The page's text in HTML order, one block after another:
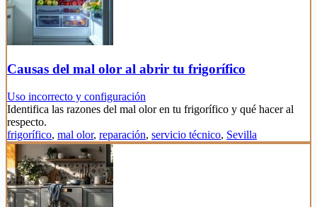
Causas del mal olor al abrir tu frigorífico
Uso incorrecto y configuración
Identifica las razones del mal olor en tu frigorífico y qué hacer al
respecto.
frigorífico, mal olor, reparación, servicio técnico, Sevilla